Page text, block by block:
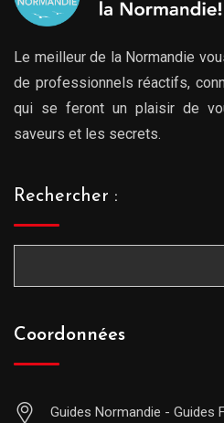
Le meilleur de la Normandie
de professionnels réactifs,
qui se feront un plaisir de
saveurs et les secrets.
Rechercher :
Coordonnées
Guides Normandie - Guides